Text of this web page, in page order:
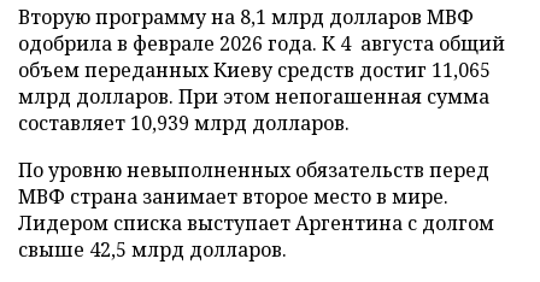
Вторую программу на 8,1 млрд долларов МВФ
одобрила в феврале 2026 года. К 4 августа общий
объем переданных Киеву средств достиг 11,065
млрд долларов. При этом непогашенная сумма
составляет 10,939 млрд долларов.
По уровню невыполненных обязательств перед
МВФ страна занимает второе место в мире.
Лидером списка выступает Аргентина с долгом
свыше 42,5 млрд долларов.